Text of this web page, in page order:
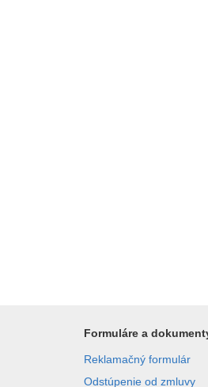
Formuláre a
Reklamačný formulár
Odstúpenie od zmluvy